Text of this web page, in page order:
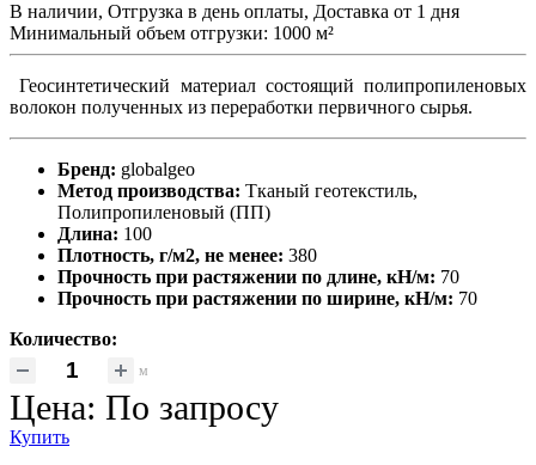
В наличии, Отгрузка в день оплаты, Доставка от 1 дня
Минимальный объем отгрузки: 1000 м²
Геосинтетический материал состоящий полипропиленовых
волокон полученных из переработки первичного сырья.
Бренд: globalgeo
Метод производства: Тканый геотекстиль,
Полипропиленовый (ПП)
Длина: 100
Плотность, г/м2, не менее: 380
Прочность при растяжении по длине, кН/м: 70
Прочность при растяжении по ширине, кН/м: 70
Количество:
м
Цена: По запросу
Купить